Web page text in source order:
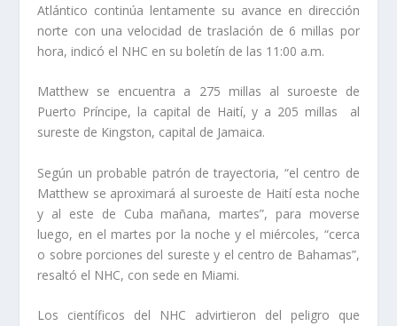
Atlántico continúa lentamente su avance en dirección
norte con una velocidad de traslación de 6 millas por
hora, indicó el NHC en su boletín de las 11:00 a.m.
Matthew se encuentra a 275 millas al suroeste de
Puerto Príncipe, la capital de Haití, y a 205 millas al
sureste de Kingston, capital de Jamaica.
Según un probable patrón de trayectoria, “el centro de
Matthew se aproximará al suroeste de Haití esta noche
y al este de Cuba mañana, martes”, para moverse
luego, en el martes por la noche y el miércoles, “cerca
o sobre porciones del sureste y el centro de Bahamas”,
resaltó el NHC, con sede en Miami.
Los científicos del NHC advirtieron del peligro que